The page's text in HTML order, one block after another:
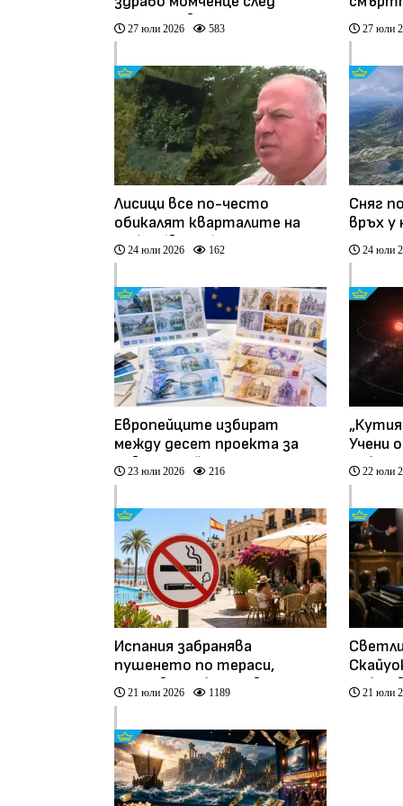
сложна инвитро процедура
в Северна Македония
27 юли 2026 583
мост в
27 юли
Лисици все по-често
обикалят кварталите на
София (видео)
24 юли 2026 162
Сняг
връх у
24 юли
Европейците избират
между десет проекта за
новия дизайн на
евробанкнотите
23 юли 2026 216
Учени
път
22 юли
Испания забранява
пушенето по тераси,
плажове и обществени
басейни
21 юли 2026 1189
долара
21 юли